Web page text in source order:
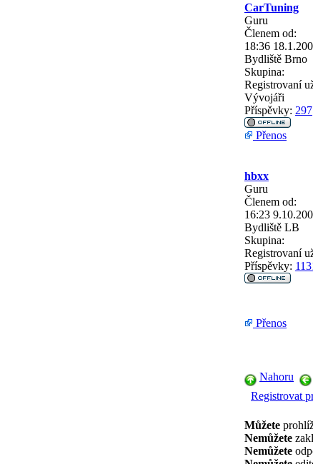
CarTuning
Guru
Členem od:
18:36
Bydliště Brno
Skupina:
Registrovaní
Vývojáři
Příspěvky: 297
Přenos
hbxx
Guru
Členem od:
16:23
Bydliště LB
Skupina:
Registrovaní
Příspěvky:
Přenos
Nahoru
Registrovat
Můžete
Nemůžete
Nemůžete